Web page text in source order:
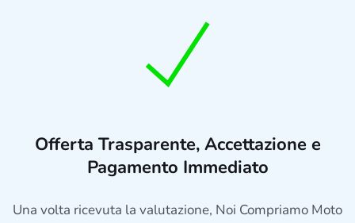
Offerta Trasparente, Accettazione e
Pagamento Immediato
Una volta ricevuta la valutazione, Noi Compriamo Moto